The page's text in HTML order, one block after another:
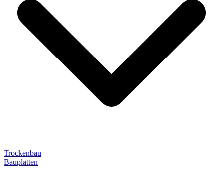
Trockenbau
Bauplatten